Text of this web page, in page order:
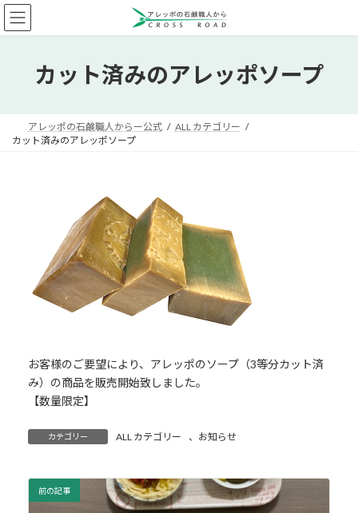
コ
ン
テ
ナ
ビ
ゲ
カット済みのアレッポソープ
アレッポの石鹸職人からー公式
ALL カテゴリー
カット済みのアレッポソープ
お客様のご要望により、アレッポのソープ（3等分カット済
み）の商品を販売開始致しました。
【数量限定】
カテゴリー ALL カテゴリー 、 お知らせ
前の記事